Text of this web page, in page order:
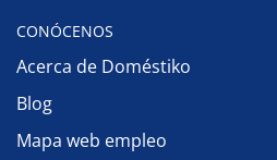
CONÓCENOS
Acerca de Doméstiko
Blog
Mapa web empleo